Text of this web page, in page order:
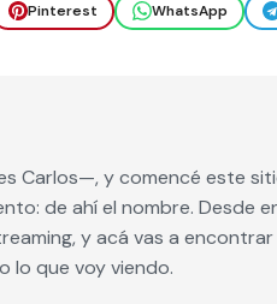
Pinterest WhatsApp
Carlos—, y comencé este
de ahí el nombre. Desde
y acá vas a
lo que voy viendo.